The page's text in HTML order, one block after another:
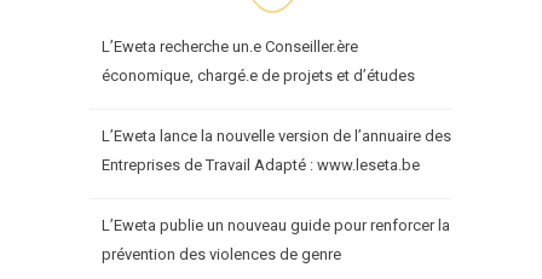
L’Eweta recherche un.e Conseiller.ère
économique, chargé.e de projets et d’études
L’Eweta lance la nouvelle version de l’annuaire des
Entreprises de Travail Adapté : www.leseta.be
L’Eweta publie un nouveau guide pour renforcer la
prévention des violences de genre